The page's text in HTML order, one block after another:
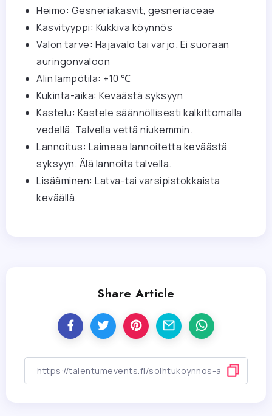
Heimo: Gesneriakasvit, gesneriaceae
Kasvityyppi: Kukkiva köynnös
Valon tarve: Hajavalo tai varjo. Ei suoraan
auringonvaloon
Alin lämpötila: +10 ℃
Kukinta-aika: Keväästä syksyyn
Kastelu: Kastele säännöllisesti kalkittomalla
vedellä. Talvella vettä niukemmin.
Lannoitus: Laimeaa lannoitetta keväästä
syksyyn. Älä lannoita talvella.
Lisääminen: Latva-tai varsipistokkaista
keväällä.
Share Article